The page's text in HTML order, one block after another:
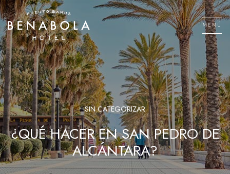
Saltar
al
contenido
MENÚ
SIN CATEGORIZAR
¿QUÉ HACER EN SAN PEDRO DE
ALCÁNTARA?